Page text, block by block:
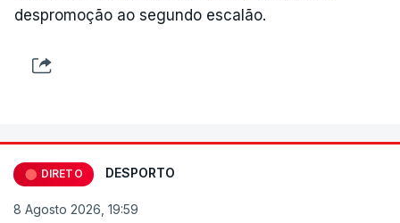
despromoção ao segundo escalão.
DIRETO DESPORTO
8 Agosto 2026, 19:59